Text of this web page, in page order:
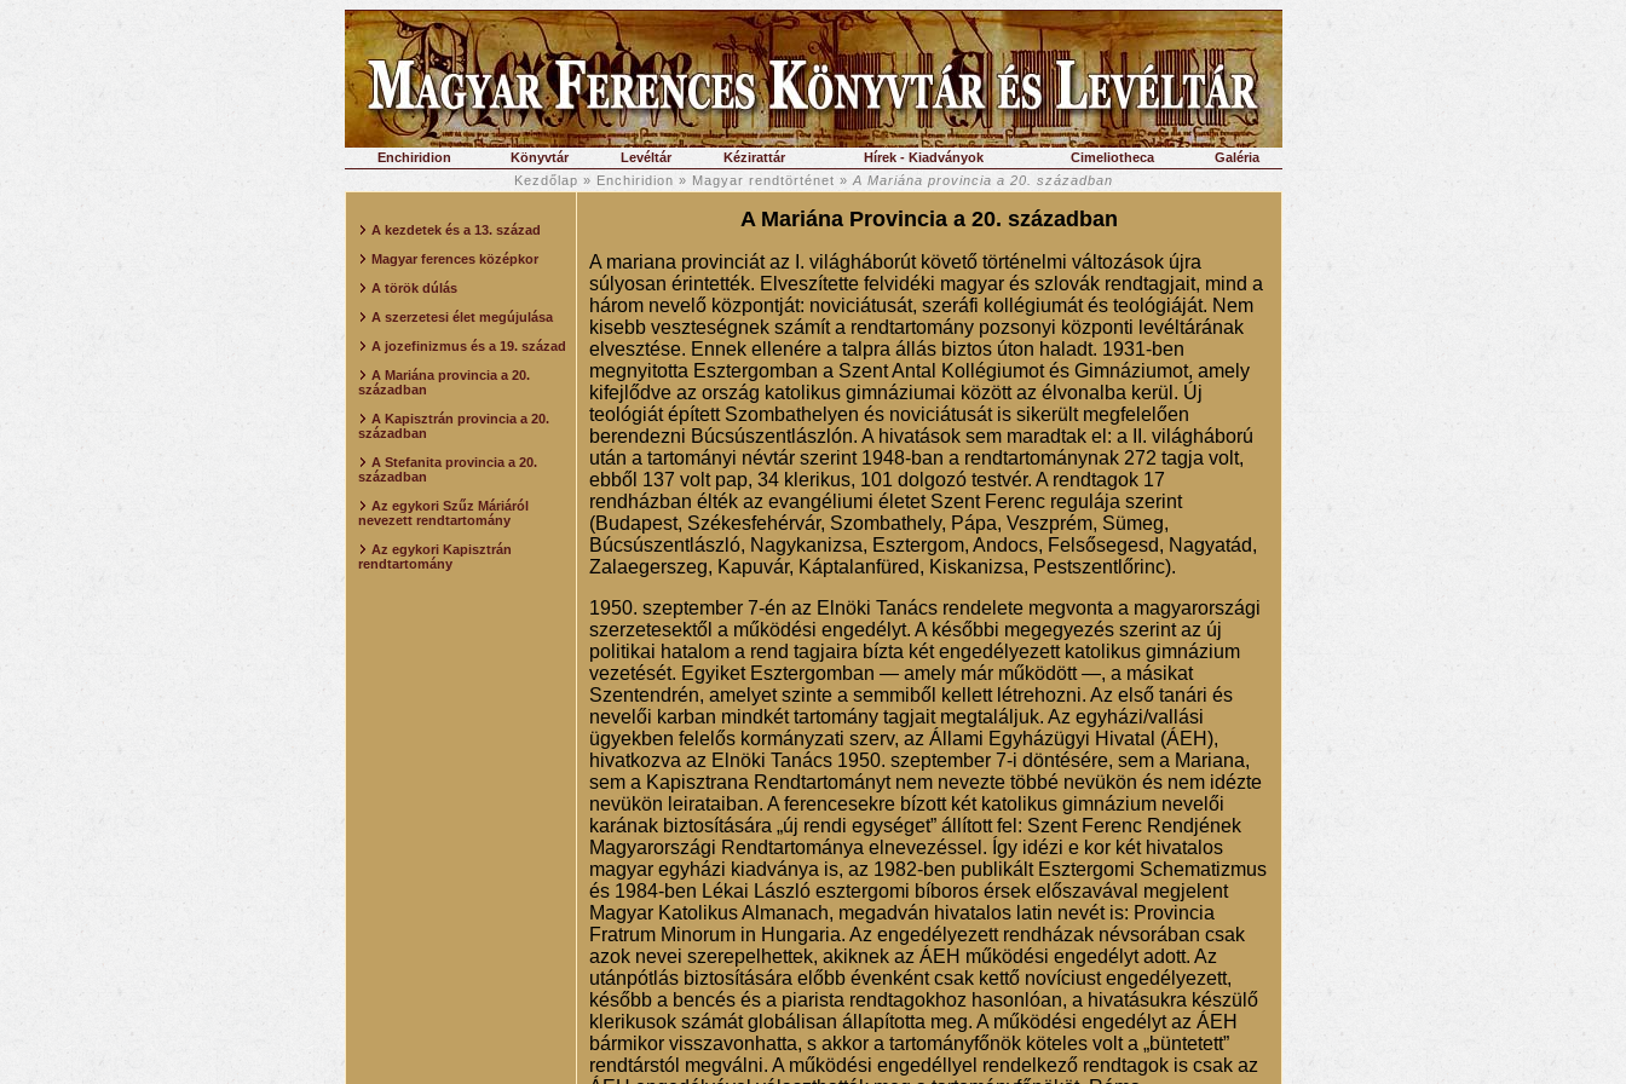
Enchiridion Könyvtár Levéltár Kézirattár Hírek - Kiadványok Cimeliotheca
Galéria
Kezdőlap » Enchiridion » Magyar rendtörténet » A Mariána provincia a 20. században
A kezdetek és a 13. század
Magyar ferences középkor
A török dúlás
A szerzetesi élet megújulása
A jozefinizmus és a 19. század
A Mariána provincia a 20.
században
A Kapisztrán provincia a 20.
században
A Stefanita provincia a 20.
században
Az egykori Szűz Máriáról
nevezett rendtartomány
Az egykori Kapisztrán
rendtartomány
A Mariána Provincia a 20. században
A mariana provinciát az I. világháborút követő történelmi változások újra
súlyosan érintették. Elveszítette felvidéki magyar és szlovák rendtagjait, mind a
három nevelő központját: noviciátusát, szeráfi kollégiumát és teológiáját. Nem
kisebb veszteségnek számít a rendtartomány pozsonyi központi levéltárának
elvesztése. Ennek ellenére a talpra állás biztos úton haladt. 1931-ben
megnyitotta Esztergomban a Szent Antal Kollégiumot és Gimnáziumot, amely
kifejlődve az ország katolikus gimnáziumai között az élvonalba kerül. Új
teológiát épített Szombathelyen és noviciátusát is sikerült megfelelően
berendezni Búcsúszentlászlón. A hivatások sem maradtak el: a II. világháború
után a tartományi névtár szerint 1948-ban a rendtartománynak 272 tagja volt,
ebből 137 volt pap, 34 klerikus, 101 dolgozó testvér. A rendtagok 17
rendházban élték az evangéliumi életet Szent Ferenc regulája szerint
(Budapest, Székesfehérvár, Szombathely, Pápa, Veszprém, Sümeg,
Búcsúszentlászló, Nagykanizsa, Esztergom, Andocs, Felsősegesd, Nagyatád,
Zalaegerszeg, Kapuvár, Káptalanfüred, Kiskanizsa, Pestszentlőrinc).
1950. szeptember 7-én az Elnöki Tanács rendelete megvonta a magyarországi
szerzetesektől a működési engedélyt. A későbbi megegyezés szerint az új
politikai hatalom a rend tagjaira bízta két engedélyezett katolikus gimnázium
vezetését. Egyiket Esztergomban — amely már működött —, a másikat
Szentendrén, amelyet szinte a semmiből kellett létrehozni. Az első tanári és
nevelői karban mindkét tartomány tagjait megtaláljuk. Az egyházi/vallási
ügyekben felelős kormányzati szerv, az Állami Egyházügyi Hivatal (ÁEH),
hivatkozva az Elnöki Tanács 1950. szeptember 7-i döntésére, sem a Mariana,
sem a Kapisztrana Rendtartományt nem nevezte többé nevükön és nem idézte
nevükön leirataiban. A ferencesekre bízott két katolikus gimnázium nevelői
karának biztosítására „új rendi egységet” állított fel: Szent Ferenc Rendjének
Magyarországi Rendtartománya elnevezéssel. Így idézi e kor két hivatalos
magyar egyházi kiadványa is, az 1982-ben publikált Esztergomi Schematizmus
és 1984-ben Lékai László esztergomi bíboros érsek előszavával megjelent
Magyar Katolikus Almanach, megadván hivatalos latin nevét is: Provincia
Fratrum Minorum in Hungaria. Az engedélyezett rendházak névsorában csak
azok nevei szerepelhettek, akiknek az ÁEH működési engedélyt adott. Az
utánpótlás biztosítására előbb évenként csak kettő novíciust engedélyezett,
később a bencés és a piarista rendtagokhoz hasonlóan, a hivatásukra készülő
klerikusok számát globálisan állapította meg. A működési engedélyt az ÁEH
bármikor visszavonhatta, s akkor a tartományfőnök köteles volt a „büntetett”
rendtárstól megválni. A működési engedéllyel rendelkező rendtagok is csak az